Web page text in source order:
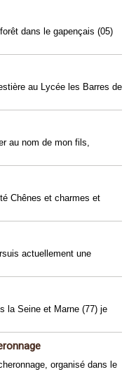
dans le gapençais (05)
au Lycée les Barres de
au nom de mon fils,
Chênes et charmes et
actuellement une
la Seine et Marne (77) je
organisé dans le